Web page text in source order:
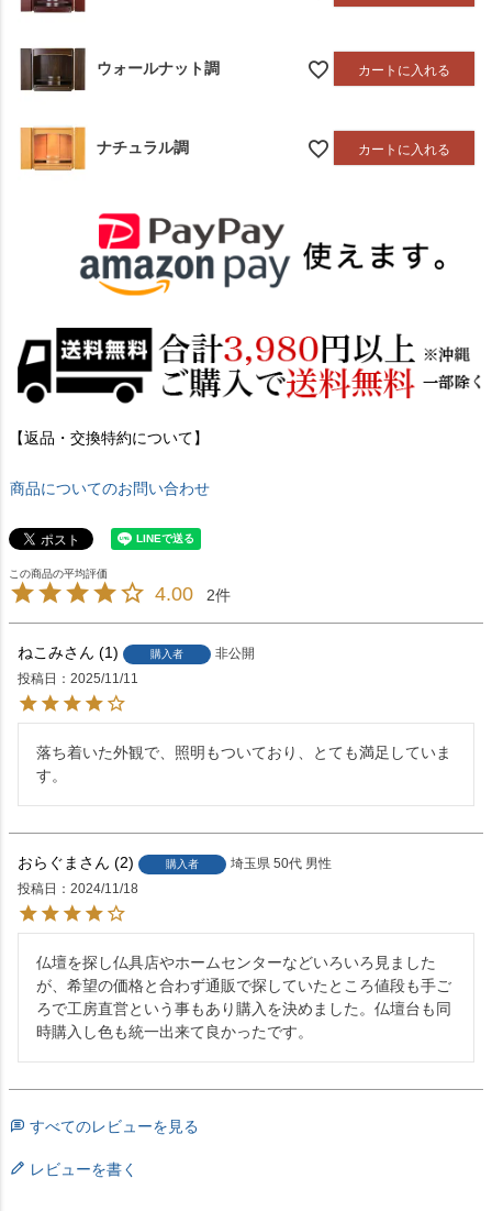
ウォールナット調 カートに入れる
ナチュラル調 カートに入れる
【返品・交換特約について】
商品についてのお問い合わせ
4.00 2
ねこみ 1 購入者
非公開
投稿日
2025/11/11
落ち着いた外観で、照明もついており、とても満足していま
す。
おらぐま 2 購入者 埼玉県 50代 男性
投稿日
2024/11/18
仏壇を探し仏具店やホームセンターなどいろいろ見ました
が、希望の価格と合わず通販で探していたところ値段も手ご
ろで工房直営という事もあり購入を決めました。仏壇台も同
時購入し色も統一出来て良かったです。
すべてのレビューを見る
レビューを書く